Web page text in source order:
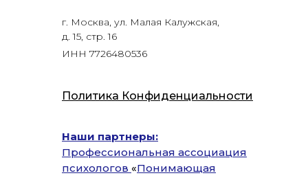
ИНН 7726480536
г. Москва, ул. Малая Калужская,
д. 15, стр. 16
Наши партнеры:
Профессиональная ассоциация
психологов «Понимающая
Политика Конфиденциальности